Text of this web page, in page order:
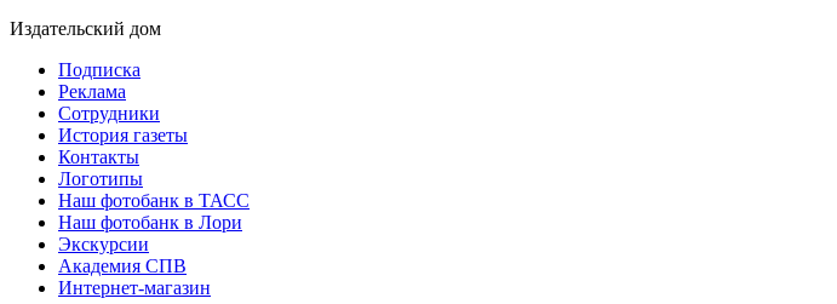
Издательский дом
Подписка
Реклама
Сотрудники
История газеты
Контакты
Логотипы
Наш фотобанк в ТАСС
Наш фотобанк в Лори
Экскурсии
Академия СПВ
Интернет-магазин